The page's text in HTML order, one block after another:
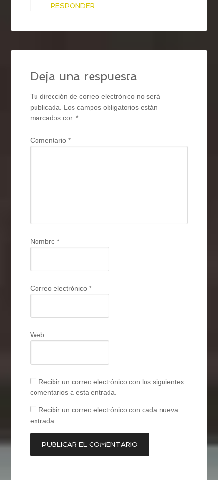
RESPONDER
Deja una respuesta
Tu dirección de correo electrónico no será
publicada. Los campos obligatorios están
marcados con*
Comentario*
Nombre*
Correo electrónico*
Web
Recibir un correo electrónico con los siguientes
comentarios a esta entrada.
Recibir un correo electrónico con cada nueva
entrada.